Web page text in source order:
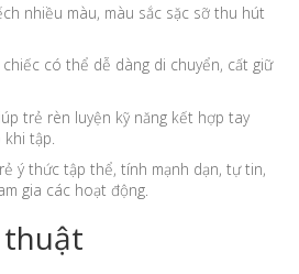
nhiều màu, màu sắc sặc sỡ thu hút
có thể dễ dàng di chuyển, cất giữ
trẻ rèn luyện kỹ năng kết hợp tay
tập.
ý thức tập thể, tính mạnh dạn, tự tin,
gia các hoạt động.
thuật